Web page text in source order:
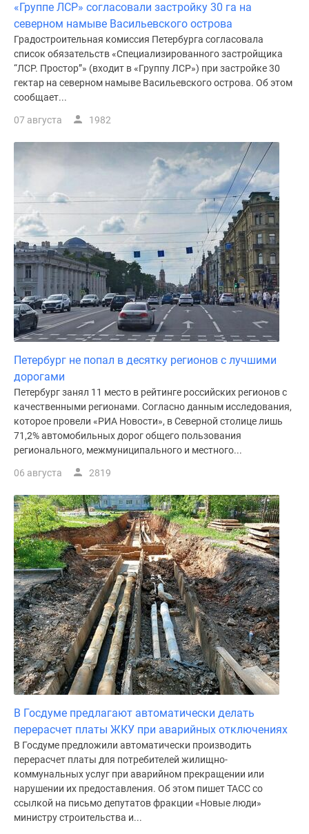
«Группе ЛСР» согласовали застройку 30 га на
северном намыве Васильевского острова
Градостроительная комиссия Петербурга согласовала
список обязательств «Специализированного застройщика
“ЛСР. Простор”» (входит в «Группу ЛСР») при застройке 30
гектар на северном намыве Васильевского острова. Об этом
сообщает...
07 августа 1982
Петербург не попал в десятку регионов с лучшими
дорогами
Петербург занял 11 место в рейтинге российских регионов с
качественными регионами. Согласно данным исследования,
которое провели «РИА Новости», в Северной столице лишь
71,2% автомобильных дорог общего пользования
регионального, межмуниципального и местного...
06 августа 2819
В Госдуме предлагают автоматически делать
перерасчет платы ЖКУ при аварийных отключениях
В Госдуме предложили автоматически производить
перерасчет платы для потребителей жилищно-
коммунальных услуг при аварийном прекращении или
нарушении их предоставления. Об этом пишет ТАСС со
ссылкой на письмо депутатов фракции «Новые люди»
министру строительства и...